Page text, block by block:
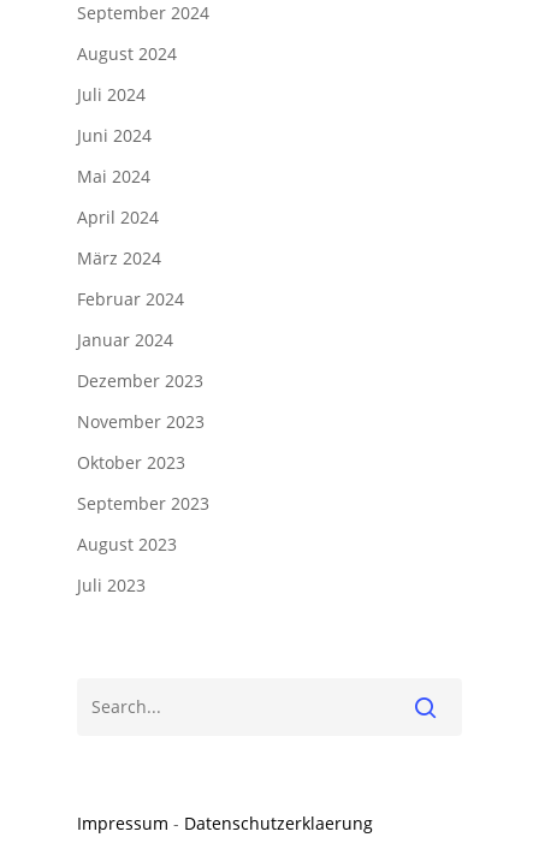
September 2024
August 2024
Juli 2024
Juni 2024
Mai 2024
April 2024
März 2024
Februar 2024
Januar 2024
Dezember 2023
November 2023
Oktober 2023
September 2023
August 2023
Juli 2023
Impressum - Datenschutzerklaerung